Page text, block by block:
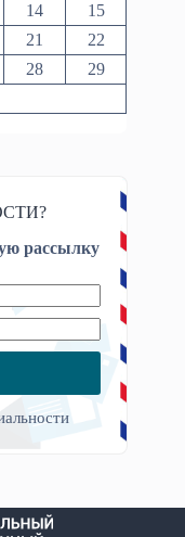
14
15
21
22
28
29
рассылку